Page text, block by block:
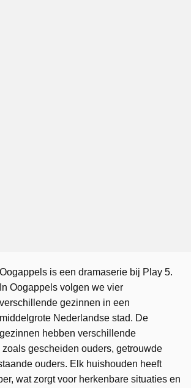
Oogappels is een dramaserie bij Play 5.
In Oogappels volgen we vier
verschillende gezinnen in een
middelgrote Nederlandse stad. De
gezinnen hebben verschillende
gescheiden ouders, getrouwde
ouders. Elk huishouden heeft
wat zorgt voor herkenbare situaties en